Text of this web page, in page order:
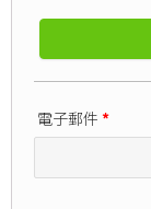
電子郵件 *